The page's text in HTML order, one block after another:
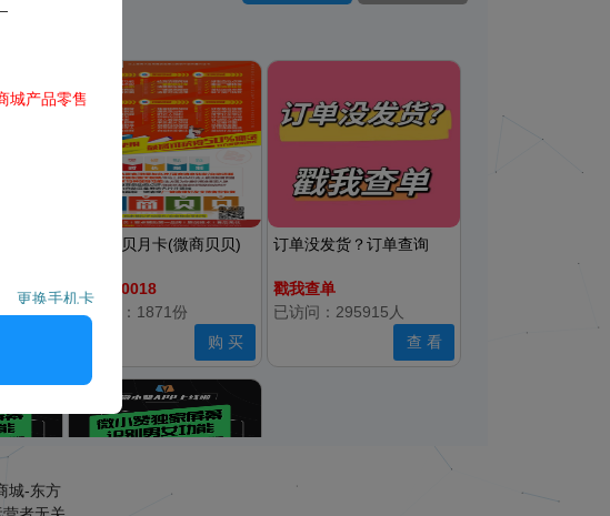
，动感安卓，梦想安
商，冠名安卓，遇见
具相册，微商宠儿，
，云端阿童木，云端云
端云微微，云端金元
牛魔王，微震天，威
新版wetool企业版，
贝
新版贝贝月卡(微商贝贝)
￥ 1000018
已销售：1871份
购 买
订单没发货？订单查询
戳我查单
已访问：295915人
查 看
城-东方
城产品零售
更换手机卡
激活码请
加客服后